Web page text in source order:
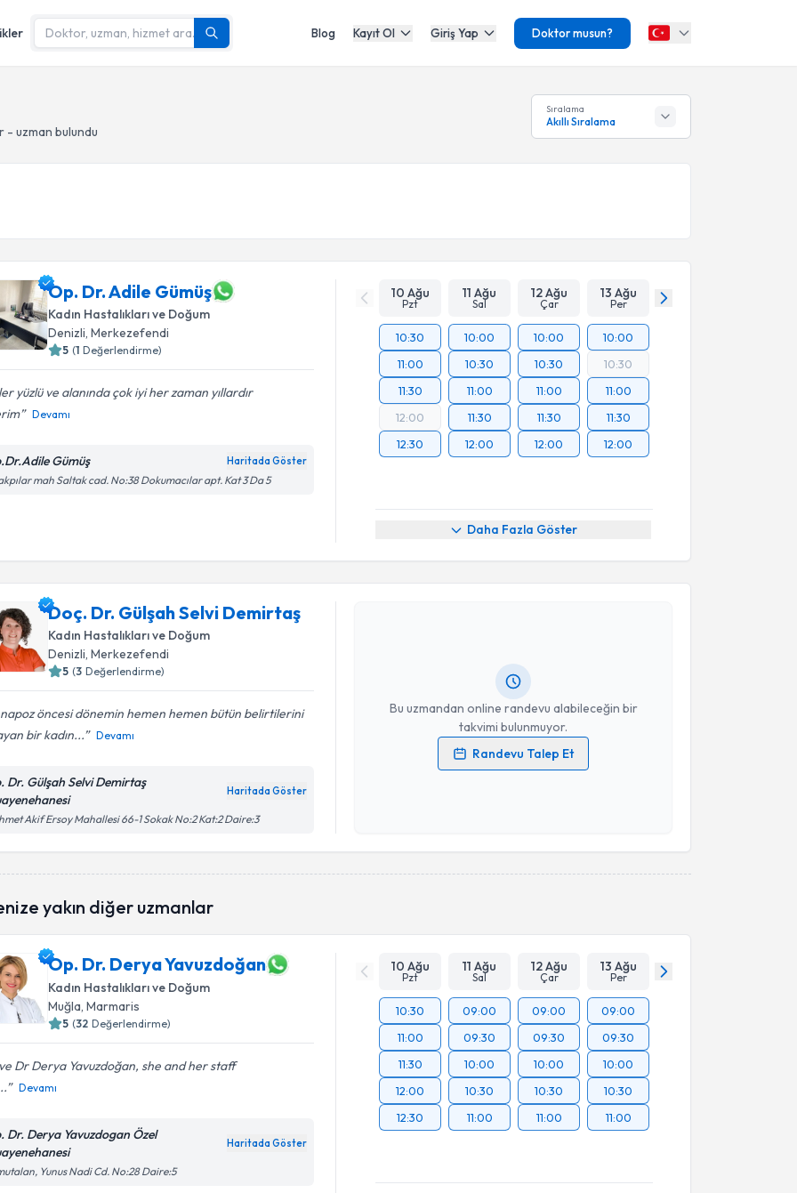
Blog Kayıt Ol Giriş Yap Doktor musun?
uzman bulundu
Sıralama
Akıllı Sıralama
Op. Dr. Adile Gümüş
Kadın Hastalıkları ve Doğum
Denizli, Merkezefendi
5 (1 Değerlendirme)
yüzlü ve alanında çok iyi her zaman yıllardır
Devamı
Gümüş Haritada Göster
mah Saltak cad. No:38 Dokumacılar apt. Kat 3 Da 5
10 Ağu
Pzt
11 Ağu
Sal
12 Ağu
Çar
13 Ağu
Per
10:30
11:00
11:30
12:00
12:30
10:00
10:30
11:00
11:30
12:00
10:00
10:30
11:00
11:30
12:00
10:00
10:30
11:00
11:30
12:00
Daha Fazla Göster
Doç. Dr. Gülşah Selvi Demirtaş
Kadın Hastalıkları ve Doğum
Denizli , Merkezefendi
5 (3 Değerlendirme)
öncesi dönemin hemen hemen bütün belirtilerini
bir kadın...
Devamı
Dr. Gülşah Selvi Demirtaş
Haritada Göster
Akif Ersoy Mahallesi 66-1 Sokak No:2 Kat:2 Daire:3
Bu uzmandan online randevu alabileceğin bir
takvimi bulunmuyor.
Randevu Talep Et
Kişisel verilerimin işlenmesine ilişkinAydınlatma Metni
yakın diğer uzmanlar
Op. Dr. Derya Yavuzdoğan
Kadın Hastalıkları ve Doğum
Muğla , Marmaris
5 (32 Değerlendirme)
Dr Derya Yavuzdoğan, she and her staff
Devamı
Dr. Derya Yavuzdogan Özel
Haritada Göster
Yunus Nadi Cd. No:28 Daire:5
10 Ağu
Pzt
11 Ağu
Sal
12 Ağu
Çar
13 Ağu
Per
10:30
11:00
11:30
12:00
12:30
09:00
09:30
10:00
10:30
11:00
09:00
09:30
10:00
10:30
11:00
09:00
09:30
10:00
10:30
11:00